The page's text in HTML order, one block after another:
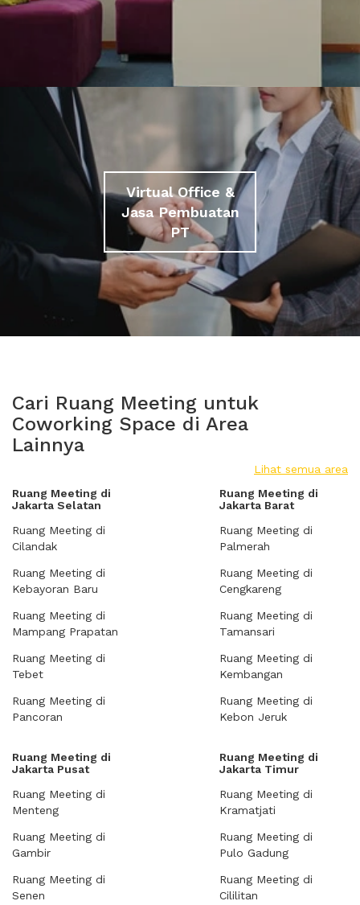
Virtual Office &
Jasa Pembuatan
PT
Cari Ruang Meeting untuk
Coworking Space di Area
Lainnya
Lihat semua area
Ruang Meeting di
Jakarta Selatan
Ruang Meeting di
Cilandak
Ruang Meeting di
Kebayoran Baru
Ruang Meeting di
Mampang Prapatan
Ruang Meeting di
Tebet
Ruang Meeting di
Pancoran
Ruang Meeting di
Jakarta Barat
Ruang Meeting di
Palmerah
Ruang Meeting di
Cengkareng
Ruang Meeting di
Tamansari
Ruang Meeting di
Kembangan
Ruang Meeting di
Kebon Jeruk
Ruang Meeting di
Jakarta Pusat
Ruang Meeting di
Menteng
Ruang Meeting di
Gambir
Ruang Meeting di
Senen
Ruang Meeting di
Jakarta Timur
Ruang Meeting di
Kramatjati
Ruang Meeting di
Pulo Gadung
Ruang Meeting di
Cililitan